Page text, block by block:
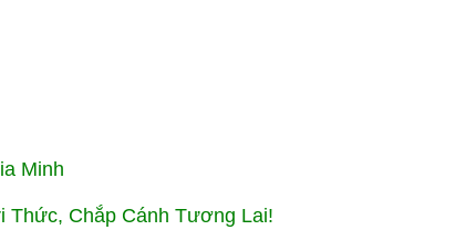
Minh
Thức, Chắp Cánh Tương Lai!